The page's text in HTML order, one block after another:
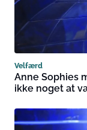
Velfærd
Anne Sophies
ikke noget at